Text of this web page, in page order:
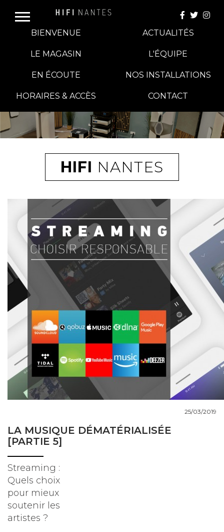
E-BOUTIQUE
HIFI GROUP
MAGASINS
BANCS D'ESSAI
COUPS DE COEUR
DOSSIERS
NOUS CONTACTER
BIENVENUE ACTUALITÉS
LE MAGASIN L'ÉQUIPE
EN ÉCOUTE NOS INSTALLATIONS
HORAIRES & ACCÈS CONTACT
HIFI NANTES
LA MUSIQUE DÉMATÉRIALISÉE
[PARTIE 5]
25/03/2019
Streaming :
Quels choix
pour mieux
soutenir les
artistes ?